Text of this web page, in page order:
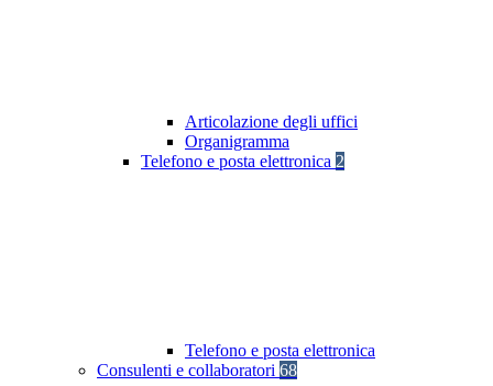
Articolazione degli uffici
Organigramma
Telefono e posta elettronica 2
Telefono e posta elettronica
Consulenti e collaboratori 68